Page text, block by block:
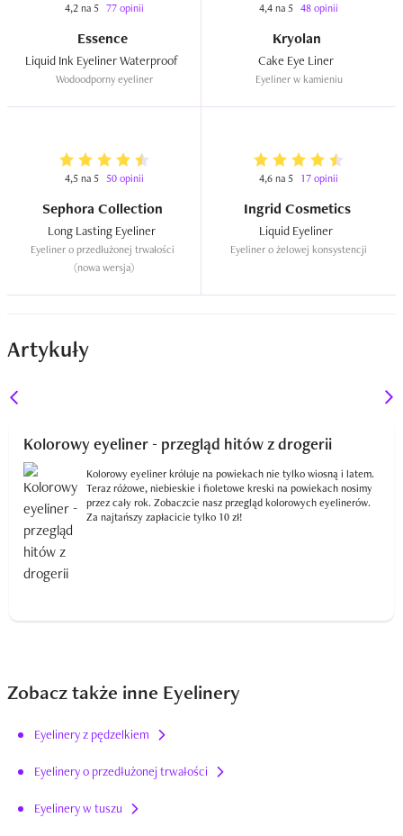
4,2 na 5 77 opinii
Essence
Wodoodporny eyeliner
4,4 na 5 48 opinii
Kryolan
Eyeliner w kamieniu
4,5 na 5 50 opinii
Sephora Collection
Eyeliner o przedłużonej trwałości
(nowa wersja)
4,6 na 5 17 opinii
Ingrid Cosmetics
Eyeliner o żelowej konsystencji
Artykuły
Kolorowy eyeliner - przegląd hitów z drogerii
Kolorowy eyeliner króluje na powiekach nie tylko wiosną i latem.
Teraz różowe, niebieskie i fioletowe kreski na powiekach nosimy
przez cały rok. Zobaczcie nasz przegląd kolorowych eyelinerów.
Za najtańszy zapłacicie tylko 10 zł!
Zobacz także inne Eyelinery
Eyelinery z pędzelkiem
Eyelinery o przedłużonej trwałości
Eyelinery w tuszu